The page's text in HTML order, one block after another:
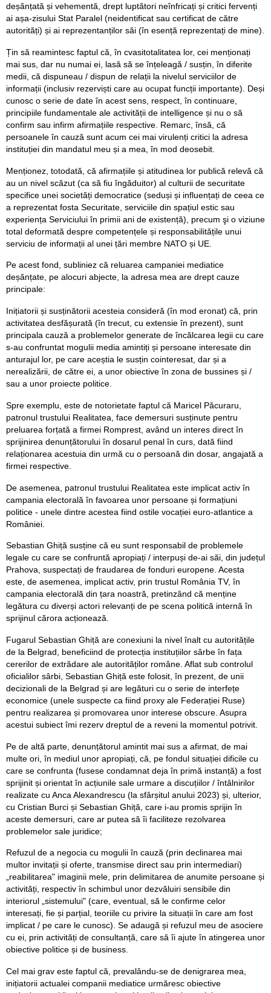
deșănțată și vehementă, drept luptători neînfricați și critici fervenți
ai așa-zisului Stat Paralel (neidentificat sau certificat de către
autorități) și ai reprezentanților săi (în esență reprezentați de mine).
Țin să reamintesc faptul că, în cvasitotalitatea lor, cei menționați
mai sus, dar nu numai ei, lasă să se înțeleagă / susțin, în diferite
medii, că dispuneau / dispun de relații la nivelul serviciilor de
informații (inclusiv rezerviști care au ocupat funcții importante). Deși
cunosc o serie de date în acest sens, respect, în continuare,
principiile fundamentale ale activității de intelligence și nu o să
confirm sau infirm afirmațiile respective. Remarc, însă, că
persoanele în cauză sunt acum cei mai virulenți critici la adresa
instituției din mandatul meu și a mea, în mod deosebit.
Menționez, totodată, că afirmațiile și atitudinea lor publică relevă că
au un nivel scăzut (ca să fiu îngăduitor) al culturii de securitate
specifice unei societăți democratice (seduși și influențați de ceea ce
a reprezentat fosta Securitate, serviciile din spațiul estic sau
experiența Serviciului în primii ani de existență), precum şi o viziune
total deformată despre competențele și responsabilitățile unui
serviciu de informații al unei țări membre NATO și UE.
Pe acest fond, subliniez că reluarea campaniei mediatice
deșănțate, pe alocuri abjecte, la adresa mea are drept cauze
principale:
Inițiatorii și susținătorii acesteia consideră (în mod eronat) că, prin
activitatea desfășurată (în trecut, cu extensie în prezent), sunt
principala cauză a problemelor generate de încălcarea legii cu care
s-au confruntat mogulii media amintiți și persoane interesate din
anturajul lor, pe care aceștia le susțin cointeresat, dar și a
nerealizării, de către ei, a unor obiective în zona de bussines și /
sau a unor proiecte politice.
Spre exemplu, este de notorietate faptul că Maricel Păcuraru,
patronul trustului Realitatea, face demersuri susținute pentru
preluarea forțată a firmei Romprest, având un interes direct în
sprijinirea denunțătorului în dosarul penal în curs, dată fiind
relaționarea acestuia din urmă cu o persoană din dosar, angajată a
firmei respective.
De asemenea, patronul trustului Realitatea este implicat activ în
campania electorală în favoarea unor persoane și formațiuni
politice - unele dintre acestea fiind ostile vocației euro-atlantice a
României.
Sebastian Ghiță susține că eu sunt responsabil de problemele
legale cu care se confruntă apropiați / interpuși de-ai săi, din județul
Prahova, suspectați de fraudarea de fonduri europene. Acesta
este, de asemenea, implicat activ, prin trustul România TV, în
campania electorală din țara noastră, pretinzând că menține
legătura cu diverși actori relevanți de pe scena politică internă în
sprijinul cărora acționează.
Fugarul Sebastian Ghiță are conexiuni la nivel înalt cu autoritățile
de la Belgrad, beneficiind de protecția instituțiilor sârbe în fața
cererilor de extrădare ale autorităților române. Aflat sub controlul
oficialilor sârbi, Sebastian Ghiță este folosit, în prezent, de unii
decizionali de la Belgrad și are legături cu o serie de interfețe
economice (unele suspecte ca fiind proxy ale Federației Ruse)
pentru realizarea și promovarea unor interese obscure. Asupra
acestui subiect îmi rezerv dreptul de a reveni la momentul potrivit.
Pe de altă parte, denunțătorul amintit mai sus a afirmat, de mai
multe ori, în mediul unor apropiați, că, pe fondul situației dificile cu
care se confrunta (fusese condamnat deja în primă instanță) a fost
sprijinit și orientat în acțiunile sale urmare a discuțiilor / întâlnirilor
realizate cu Anca Alexandrescu (la sfârșitul anului 2023) și, ulterior,
cu Cristian Burci și Sebastian Ghiță, care i-au promis sprijin în
aceste demersuri, care ar putea să îi faciliteze rezolvarea
problemelor sale juridice;
Refuzul de a negocia cu mogulii în cauză (prin declinarea mai
multor invitații și oferte, transmise direct sau prin intermediari)
„reabilitarea" imaginii mele, prin delimitarea de anumite persoane și
activități, respectiv în schimbul unor dezvăluiri sensibile din
interiorul „sistemului" (care, eventual, să le confirme celor
interesați, fie și parțial, teoriile cu privire la situații în care am fost
implicat / pe care le cunosc). Se adaugă și refuzul meu de asociere
cu ei, prin activități de consultanță, care să îi ajute în atingerea unor
obiective politice și de business.
Cel mai grav este faptul că, prevalându-se de denigrarea mea,
inițiatorii actualei companii mediatice urmăresc obiective